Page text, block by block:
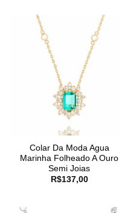
Colar Da Moda Agua
Marinha Folheado A Ouro
Semi Joias
R$137,00